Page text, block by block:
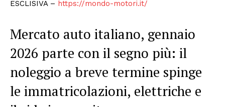
ESCLISIVA – https://mondo-motori.it/
Mercato auto italiano, gennaio
2026 parte con il segno più: il
noleggio a breve termine spinge
le immatricolazioni, elettriche e